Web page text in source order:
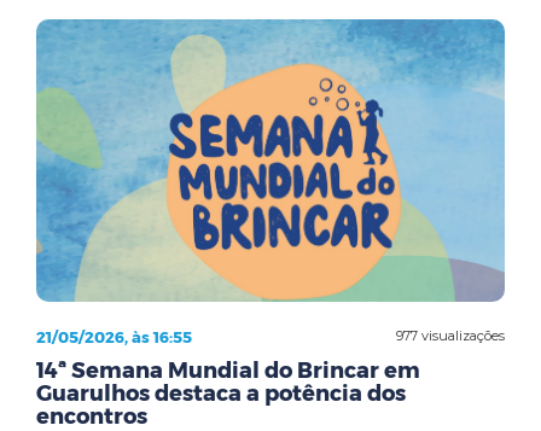
977 visualizações
21/05/2026, às 16:55
14ª Semana Mundial do Brincar em
Guarulhos destaca a potência dos
encontros